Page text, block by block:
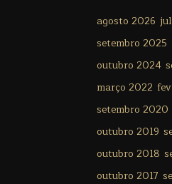
agosto 2026
setembro 2025
outubro 2024
março 2022
setembro 2020
outubro 2019
outubro 2018
outubro 2017